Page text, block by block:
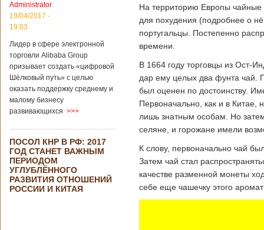
подряд. Объем
торговли между
Германией и
199,3 миллиарда
евро. Как
свидетельствуют
опубликованные
году размер
импорта из Китая
Подробнее...
21/02/2019 - 22:30
Китай и Россия
собираются
разрабатывать
тяжелый
вертолет
Administrator
19/04/2017 -
19:03
Лидер в сфере электронной
торговли Alibaba Group
призывает создать «цифровой
Шёлковый путь» с целью
оказать поддержку среднему и
малому бизнесу
развивающихся >>>
ПОСОЛ КНР В РФ: 2017
ГОД СТАНЕТ ВАЖНЫМ
ПЕРИОДОМ
УГЛУБЛЁННОГО
РАЗВИТИЯ ОТНОШЕНИЙ
РОССИИ И КИТАЯ
На территорию Европы чайные
для похудения (подробнее о
португальцы. Постепенно
времени.
В 1664 году торговцы из Ост-
дар ему целых два фунта чай.
был оценен по достоинству.
Первоначально, как и в Китае,
лишь знатным особам. Но
селяне, и горожане имели
К слову, первоначально чай
Затем чай стал
качестве разменной монеты
себе еще чашечку этого